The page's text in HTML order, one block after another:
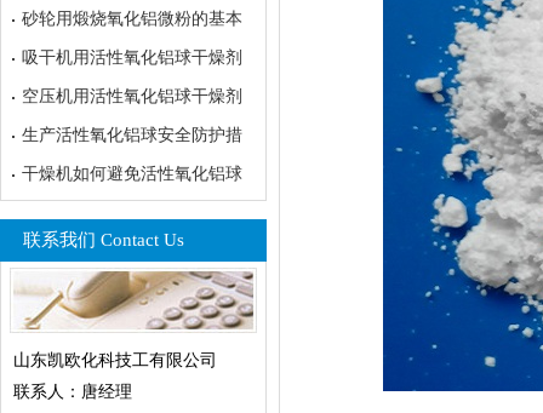
砂轮用煅烧氧化铝微粉的基本
吸干机用活性氧化铝球干燥剂
空压机用活性氧化铝球干燥剂
生产活性氧化铝球安全防护措
干燥机如何避免活性氧化铝球
联系我们 Contact Us
山东凯欧化科技工有限公司
联系人：唐经理